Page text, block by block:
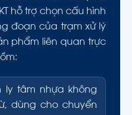
hỗ trợ chọn cấu hình
đoạn của trạm xử lý
phẩm liên quan trực
tâm nhựa không
dùng cho chuyển